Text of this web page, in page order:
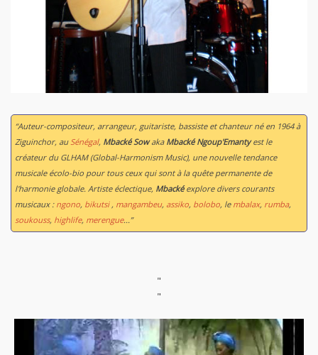
“Auteur-compositeur, arrangeur, guitariste, bassiste et chanteur né en 1964 à
Ziguinchor, auSénégal, Mbacké Sowaka Mbacké Ngoup'Emantyest le
créateur du GLHAM (Global-Harmonism Music), une nouvelle tendance
musicale écolo-bio pour tous ceux qui sont à la quête permanente de
l'harmonie globale. Artiste éclectique, Mbackéexplore divers courants
musicaux : ngono, bikutsi , mangambeu, assiko, bolobo, le mbalax, rumba,
soukouss, highlife, merengue...”
"
"